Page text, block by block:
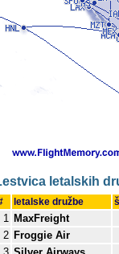
letalskih
letalske družbe
1 MaxFreight
2 Froggie Air